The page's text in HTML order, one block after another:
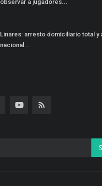
observar a jugadores...
Linares: arresto domiciliario total y
nacional...